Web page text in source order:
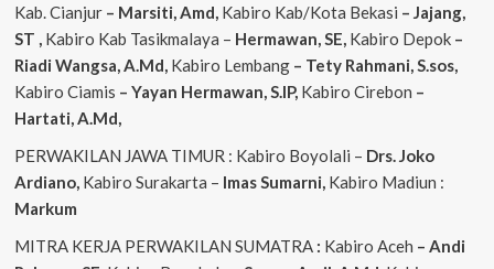
Kab. Cianjur– Marsiti, Amd, Kabiro Kab/Kota Bekasi – Jajang,
ST , Kabiro Kab Tasikmalaya – Hermawan, SE, Kabiro Depok–
Riadi Wangsa, A.Md, Kabiro Lembang– Tety Rahmani, S.sos,
Kabiro Ciamis – Yayan Hermawan, S.IP, Kabiro Cirebon –
Hartati, A.Md,
PERWAKILAN JAWA TIMUR : Kabiro Boyolali – Drs. Joko
Ardiano, Kabiro Surakarta – ImasSumarni, Kabiro Madiun :
Markum
MITRA KERJA PERWAKILAN SUMATRA : Kabiro Aceh – Andi